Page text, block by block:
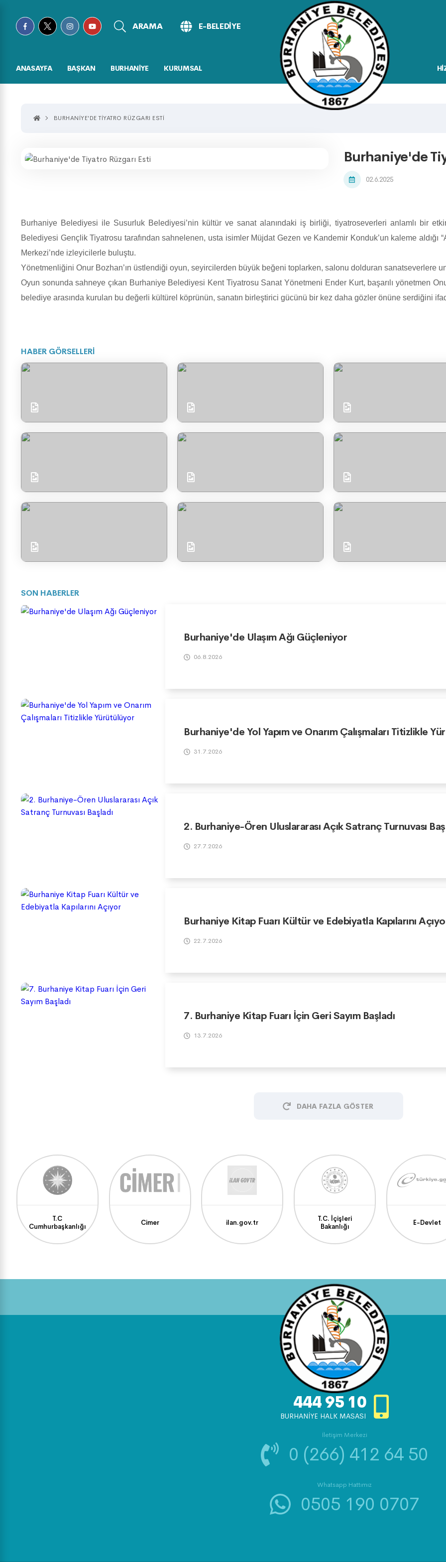
ARAMA E-BELEDİYE
ANASAYFA BAŞKAN BURHANİYE KURUMSAL
BURHANIYE'DE TIYATRO RÜZGARI ESTI
Burhaniye'de
02.6.2025
Burhaniye Belediyesi ile Susurluk Belediyesi’nin kültür ve sanat alanındaki iş birliği, tiyatroseverleri anlamlı bir
Belediyesi Gençlik Tiyatrosu tarafından sahnelenen, usta isimler Müjdat Gezen ve Kandemir Konduk’un kaleme aldığı
Merkezi’nde izleyicilerle buluştu.
Yönetmenliğini Onur Bozhan’ın üstlendiği oyun, seyircilerden büyük beğeni toplarken, salonu dolduran sanatseverlere
Oyun sonunda sahneye çıkan Burhaniye Belediyesi Kent Tiyatrosu Sanat Yönetmeni Ender Kurt, başarılı yönetmen
belediye arasında kurulan bu değerli kültürel köprünün, sanatın birleştirici gücünü bir kez daha gözler önüne serdiğini
HABER GÖRSELLERİ
SON HABERLER
Burhaniye'de Ulaşım Ağı Güçleniyor
06.8.2026
Burhaniye'de Yol Yapım ve Onarım Çalışmaları Titizlikle
31.7.2026
2. Burhaniye-Ören Uluslararası Açık Satranç Turnuvası
27.7.2026
Burhaniye Kitap Fuarı Kültür ve Edebiyatla Kapılarını
22.7.2026
7. Burhaniye Kitap Fuarı İçin Geri Sayım Başladı
13.7.2026
DAHA FAZLA GÖSTER
T.C
Cumhurbaşkanlığı
Cimer ilan.gov.tr
T.C. İçişleri
Bakanlığı
E-Devlet
444 95 10
BURHANİYE HALK MASASI
İletişim Merkezi
0 (266) 412 64 50
Whatsapp Hattımız
0505 190 0707